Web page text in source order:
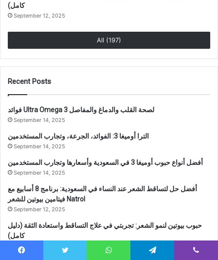
كامل)
September 12, 2025
All (197)
Recent Posts
فوائد Ultra Omega 3 لصحة القلب والدماغ والمفاصل
September 14, 2025
الترا أوميغا 3: الفوائد، الجرعة، وتجارب المستخدمين
September 14, 2025
أفضل أنواع حبوب أوميغا 3 في السعودية وأسعارها وتجارب المستخدمين
September 14, 2025
أفضل حل لتساقط الشعر عند النساء في السعودية: برنامج 8 أسابيع مع
فيتامين بيوتين للشعر Natrol
September 12, 2025
حبوب بيوتين لنمو الشعر: تجربتي في علاج التساقط واستعادة الثقة (دليل
كامل)
September 12, 2025